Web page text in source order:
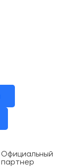
Официальный
партнер